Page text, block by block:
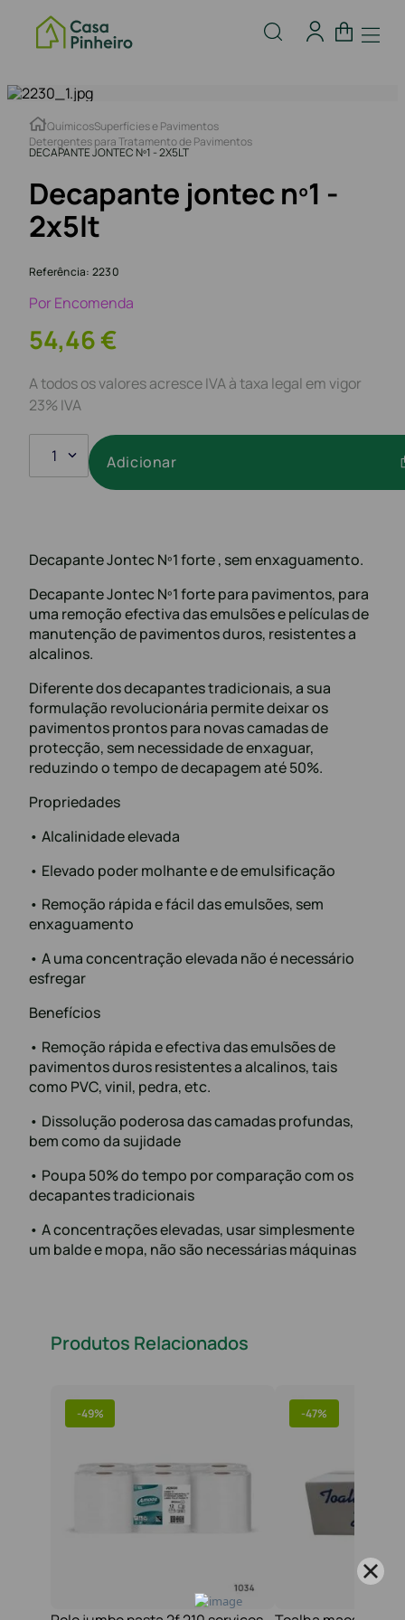
QuímicosSuperfícies e Pavimentos
Detergentes para Tratamento de Pavimentos
DECAPANTE JONTEC Nº1 - 2X5LT
Decapante jontec nº1 -
2x5lt
Referência: 2230
Por Encomenda
54,46€
A todos os valores acresce IVA à taxa legal em vigor
23% IVA
1 Adicionar
Decapante Jontec Nº1 forte , sem enxaguamento.
Decapante Jontec Nº1 forte para pavimentos, para
uma remoção efectiva das emulsões e películas de
manutenção de pavimentos duros, resistentes a
alcalinos.
Diferente dos decapantes tradicionais, a sua
formulação revolucionária permite deixar os
pavimentos prontos para novas camadas de
protecção, sem necessidade de enxaguar,
reduzindo o tempo de decapagem até 50%.
Propriedades
• Alcalinidade elevada
• Elevado poder molhante e de emulsificação
• Remoção rápida e fácil das emulsões, sem
enxaguamento
• A uma concentração elevada não é necessário
esfregar
Benefícios
• Remoção rápida e efectiva das emulsões de
pavimentos duros resistentes a alcalinos, tais
como PVC, vinil, pedra, etc.
• Dissolução poderosa das camadas profundas,
bem como da sujidade
• Poupa 50% do tempo por comparação com os
decapantes tradicionais
• A concentrações elevadas, usar simplesmente
um balde e mopa, não são necessárias máquinas
Produtos Relacionados
-49% -47%